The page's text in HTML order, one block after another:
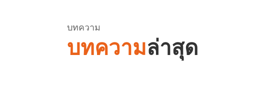
บทความ
บทความล่าสุด